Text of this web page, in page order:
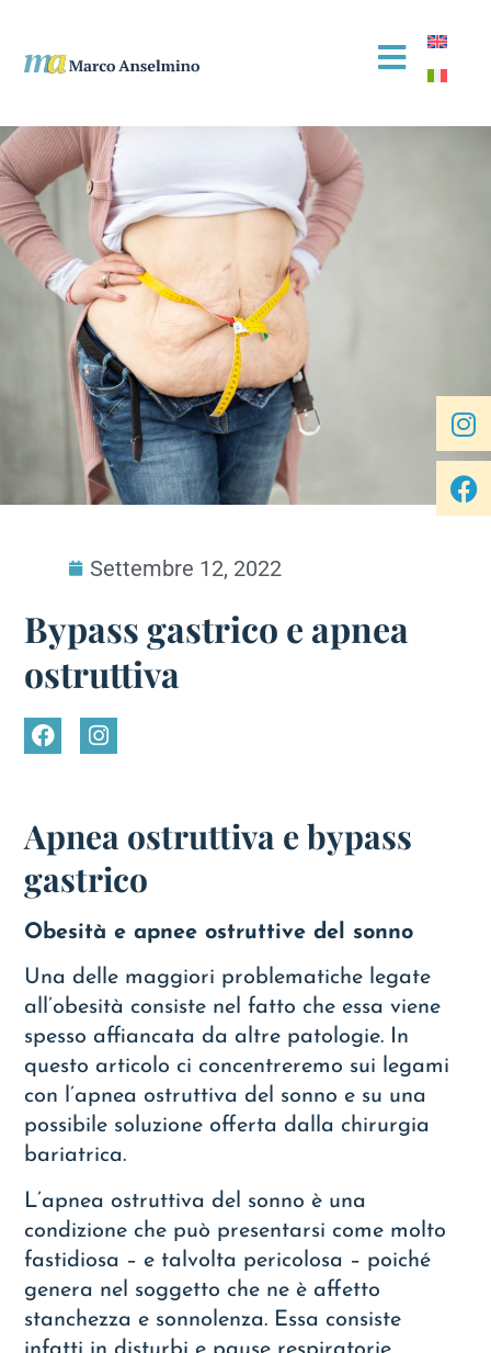
Settembre 12, 2022
Bypass gastrico e apnea
ostruttiva
Apnea ostruttiva e bypass
gastrico
Obesità e apnee ostruttive del sonno
Una delle maggiori problematiche legate
all’obesità consiste nel fatto che essa viene
spesso affiancata da altre patologie. In
questo articolo ci concentreremo sui legami
con l’apnea ostruttiva del sonno e su una
possibile soluzione offerta dalla chirurgia
bariatrica.
L’apnea ostruttiva del sonno è una
condizione che può presentarsi come molto
fastidiosa – e talvolta pericolosa – poiché
genera nel soggetto che ne è affetto
stanchezza e sonnolenza. Essa consiste